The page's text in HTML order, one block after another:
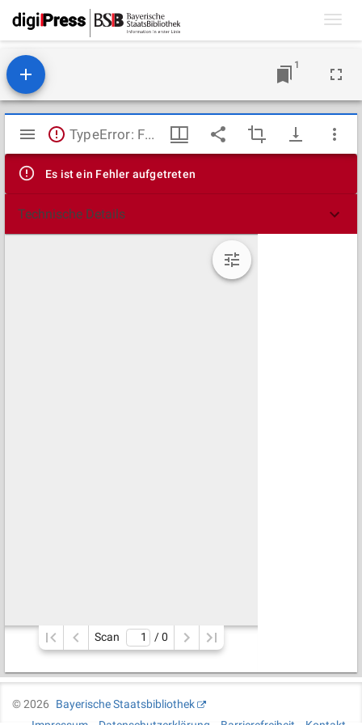
1
Mirador
Viewer
TypeError: Failed to fetch
Es ist ein Fehler aufgetreten
Technische Details
Scan / 0
©2026
Bayerische Staatsbibliothek